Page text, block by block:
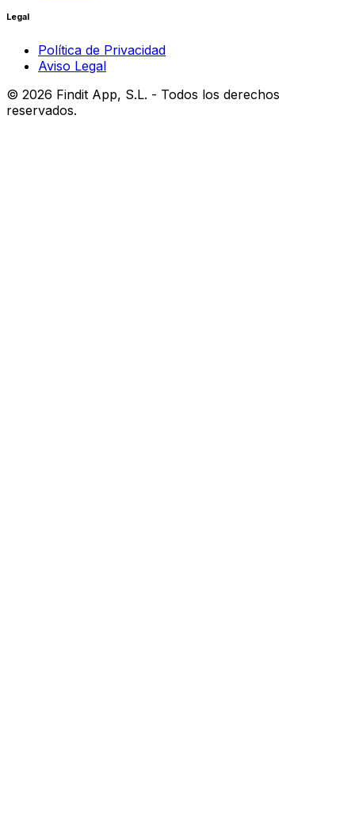
Legal
Política de Privacidad
Aviso Legal
© 2026 Findit App, S.L. - Todos los derechos
reservados.